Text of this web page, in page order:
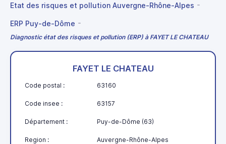
Etat des risques et pollution Auvergne-Rhône-Alpes
ERP Puy-de-Dôme
Diagnostic état des risques et pollution (ERP) à FAYET LE CHATEAU
FAYET LE CHATEAU
Code postal : 63160
Code insee : 63157
Département : Puy-de-Dôme (63)
Region : Auvergne-Rhône-Alpes